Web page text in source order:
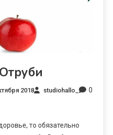
2018 studiohallo_ 0
то обязательно